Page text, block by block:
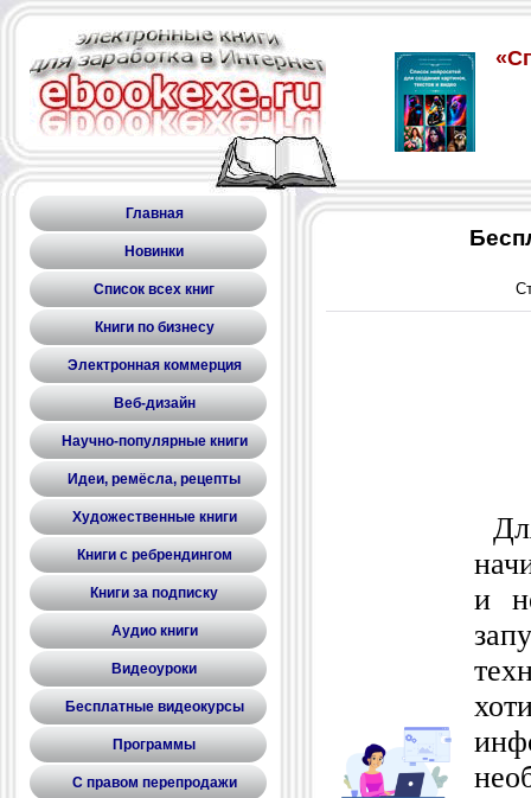
Главная
Новинки
Список всех книг
Книги по бизнесу
Электронная коммерция
Веб-дизайн
Научно-популярные книги
Идеи, ремёсла, рецепты
Художественные книги
Книги с ребрендингом
Книги за подписку
Аудио книги
Видеоуроки
Бесплатные видеокурсы
Программы
С правом перепродажи
и